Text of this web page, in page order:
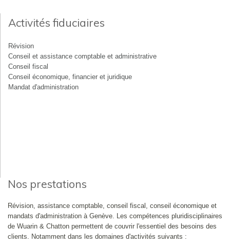
Activités fiduciaires
Révision
Conseil et assistance comptable et administrative
Conseil fiscal
Conseil économique, financier et juridique
Mandat d'administration
Nos prestations
Révision, assistance comptable, conseil fiscal, conseil économique et
mandats d'administration à Genève. Les compétences pluridisciplinaires
de Wuarin & Chatton permettent de couvrir l'essentiel des besoins des
clients. Notamment dans les domaines d'activités suivants :